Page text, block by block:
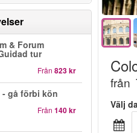
& Forum
tur
Från 823 kr
- gå förbi kön
Från 140 kr
från
Välj